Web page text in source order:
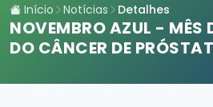
Início Notícias Detalhes
NOVEMBRO AZUL - MÊS
DO CÂNCER DE